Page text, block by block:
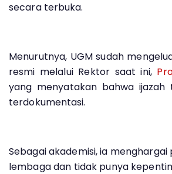
secara terbuka.
Menurutnya, UGM sudah
resmi melalui Rektor saat ini,
yang menyatakan bahwa
terdokumentasi.
Sebagai akademisi, ia
lembaga dan tidak punya